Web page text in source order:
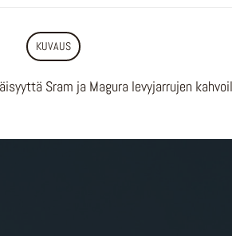
KUVAUS
Sram ja Magura levyjarrujen